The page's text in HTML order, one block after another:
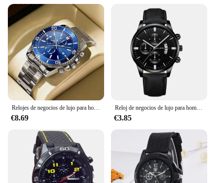
Relojes de negocios de lujo para hombre, reloj de cuarzo de acero inoxidable plateado, reloj luminoso para hombre
€8.69
Reloj de negocios de lujo para hombre, relojes de cuarzo, minimalista, informal, correa de cuero, reloj de pulsera con calendario Digital
€3.85